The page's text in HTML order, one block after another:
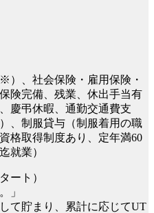
）、社会保険・雇用保険・
険完備、残業、休出手当有
慶弔休暇、通勤交通費支
、制服貸与（制服着用の職
格取得制度あり、定年満60
就業）
ート）
」
て貯まり、累計に応じてUT